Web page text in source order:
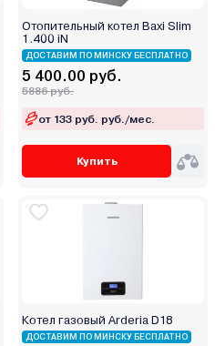
Отопительный котел Baxi Slim
1.400 iN
ДОСТАВИМ ПО МИНСКУ БЕСПЛАТНО
5 400.00 руб.
5886 руб.
от 133 руб. руб./мес.
Купить
Котел газовый Arderia D18
ДОСТАВИМ ПО МИНСКУ БЕСПЛАТНО